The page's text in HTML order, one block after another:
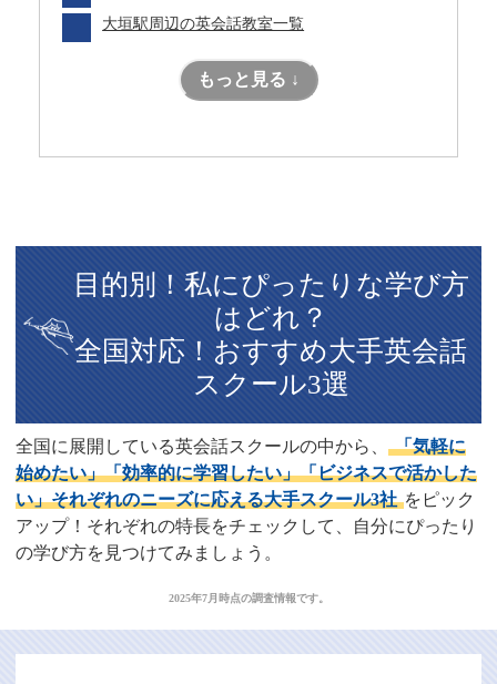
大垣駅周辺の英会話教室一覧
もっと見る ↓
目的別！私にぴったりな学び方
はどれ？
全国対応！おすすめ大手英会話
スクール3選
全国に展開している英会話スクールの中から、 「気軽に
始めたい」「効率的に学習したい」「ビジネスで活かした
い」それぞれのニーズに応える大手スクール3社 をピック
アップ！それぞれの特長をチェックして、自分にぴったり
の学び方を見つけてみましょう。
2025年7月時点の調査情報です。